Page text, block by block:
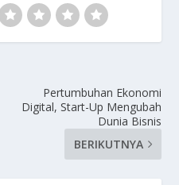
Pertumbuhan Ekonomi
Digital, Start-Up Mengubah
Dunia Bisnis
BERIKUTNYA